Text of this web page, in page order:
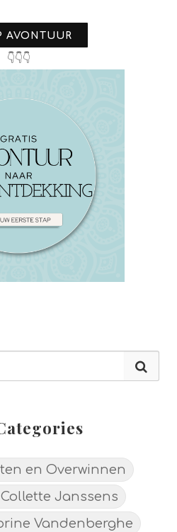
AVONTUUR
👇👇👇
en Overwinnen
Janssens
Vandenberghe